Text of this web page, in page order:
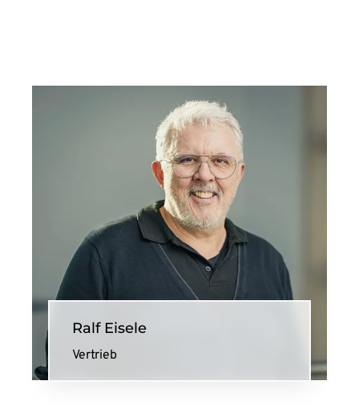
Ralf Eisele
Vertrieb